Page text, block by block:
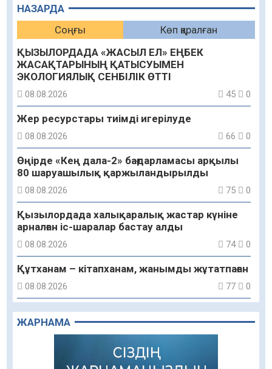
НАЗАРДА
Соңғы
Көп қаралған
ҚЫЗЫЛОРДАДА «ЖАСЫЛ ЕЛ» ЕҢБЕК
ЖАСАҚТАРЫНЫҢ ҚАТЫСУЫМЕН
ЭКОЛОГИЯЛЫҚ СЕНБІЛІК ӨТТІ
08.08.2026 45 0
Жер ресурстары тиімді игерілуде
08.08.2026 66 0
Өңірде «Кең дала-2» бағдарламасы арқылы
80 шаруашылық қаржыландырылды
08.08.2026 75 0
Қызылордада халықаралық жастар күніне
арналған іс-шаралар бастау алды
08.08.2026 74 0
Құтханам – кітапханам, жанымды жұтатпаған
08.08.2026 77 0
Құрылыс қарқыны – қала дамуының айғағы
08.08.2026
Зәулім ғимараттарда туған жерді түлеткен
азаматтардың қолтаңбасы бар
ЖАРНАМА